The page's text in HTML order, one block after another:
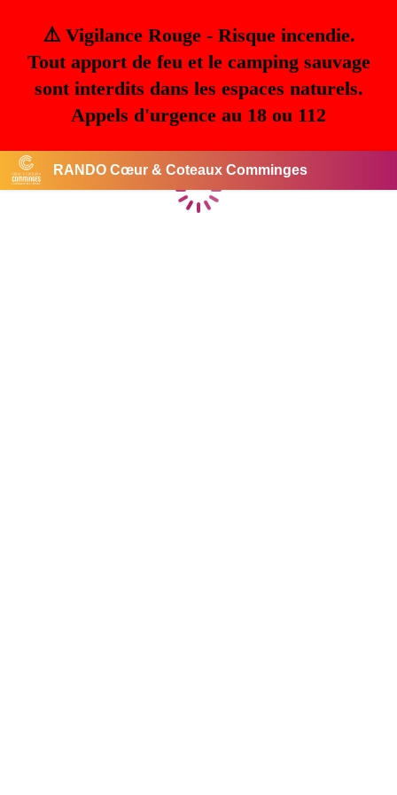
⚠️ Vigilance Rouge - Risque incendie.
Tout apport de feu et le camping sauvage
sont interdits dans les espaces naturels.
Appels d'urgence au 18 ou 112
RANDO Cœur & Coteaux Comminges
Chargement